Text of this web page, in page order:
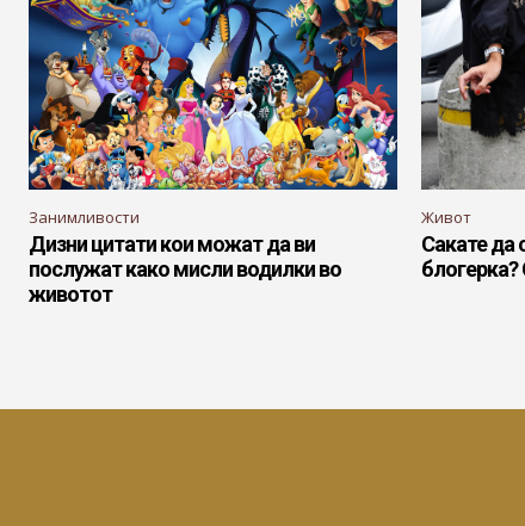
Занимливости
Дизни цитати кои можат да ви
послужат како мисли водилки во
животот
Живот
Сакате да
блогерка?